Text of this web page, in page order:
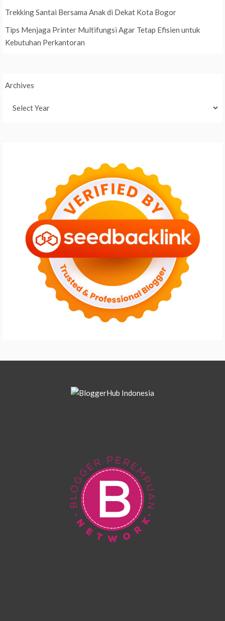
Trekking Santai Bersama Anak di Dekat Kota Bogor
Tips Menjaga Printer Multifungsi Agar Tetap Efisien untuk
Kebutuhan Perkantoran
Archives